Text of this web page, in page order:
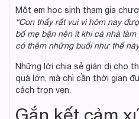
Một em học sinh tham gia
“Con thấy rất vui vì hôm nay
bố mẹ bận nên ít khi cả nhà
có thêm những buổi như thế
Những lời chia sẻ giản dị cho
quá lớn, mà chỉ cần thời gian
cách trọn vẹn.
Gắn kết cảm